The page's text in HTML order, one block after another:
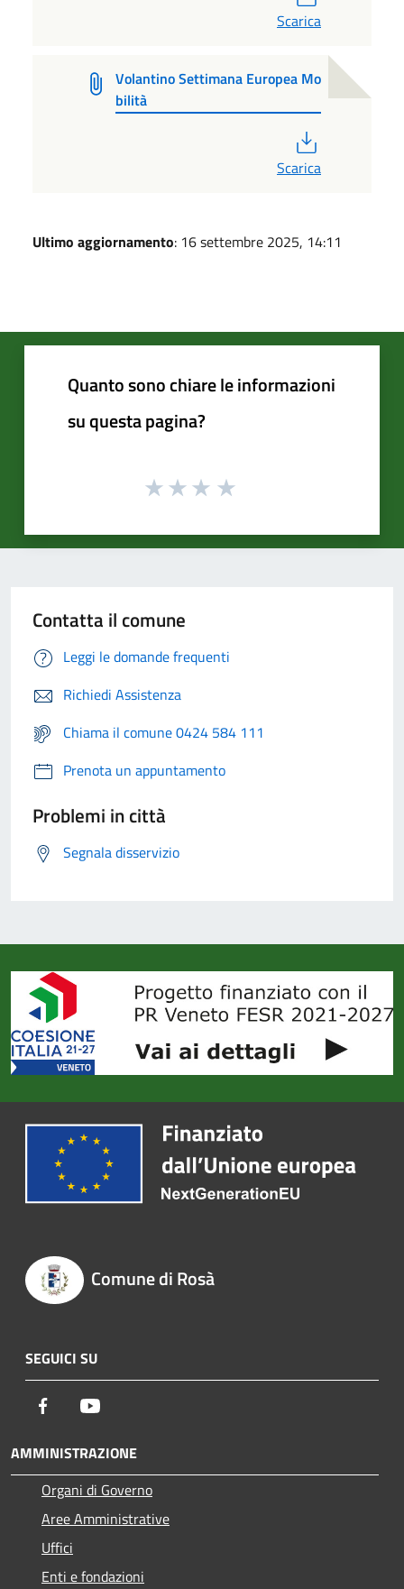
Scarica
Volantino Settimana Europea Mo
bilità
Scarica
Ultimo aggiornamento: 16 settembre 2025, 14:11
Quanto sono chiare le informazioni
su questa pagina?
Contatta il comune
Leggi le domande frequenti
Richiedi Assistenza
Chiama il comune 0424 584 111
Prenota un appuntamento
Problemi in città
Segnala disservizio
Comune di Rosà
SEGUICI SU
Facebook
AMMINISTRAZIONE
Organi di Governo
Aree Amministrative
Uffici
Enti e fondazioni